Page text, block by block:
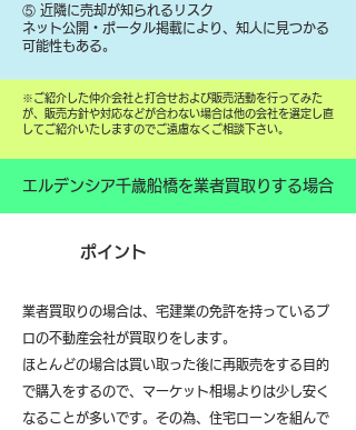
⑤ 近隣に売却が知られるリスク
ネット公開・ポータル掲載により、知人に見つかる
可能性もある。
​※ご紹介した仲介会社と打合せおよび販売活動を行ってみた
が、販売方針や対応などが合わない場合は他の会社を選定し直
してご紹介いたしますのでご遠慮なくご相談下さい。
エルデンシア千歳船橋を業者買取りする場合
ポイント
業者買取りの場合は、宅建業の免許を持っているプ
ロの不動産会社が買取りをします。
ほとんどの場合は買い取った後に再販売をする目的
で購入をするので、マーケット相場よりは少し安く
なることが多いです。その為、住宅ローンを組んで